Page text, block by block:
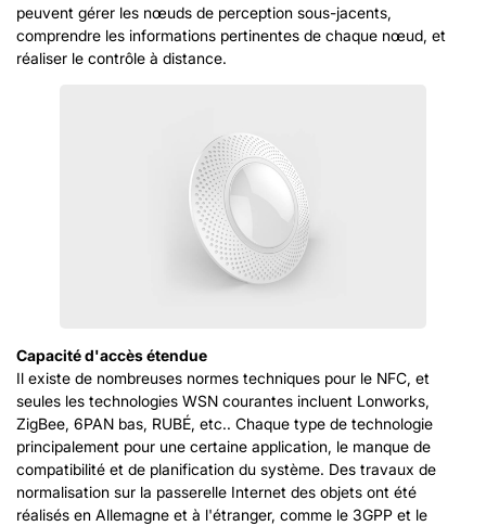
peuvent gérer les nœuds de perception sous-jacents,
comprendre les informations pertinentes de chaque nœud, et
réaliser le contrôle à distance.
Capacité d'accès étendue
Il existe de nombreuses normes techniques pour le NFC, et
seules les technologies WSN courantes incluent Lonworks,
ZigBee, 6PAN bas, RUBÉ, etc.. Chaque type de technologie
principalement pour une certaine application, le manque de
compatibilité et de planification du système. Des travaux de
normalisation sur la passerelle Internet des objets ont été
réalisés en Allemagne et à l'étranger, comme le 3GPP et le